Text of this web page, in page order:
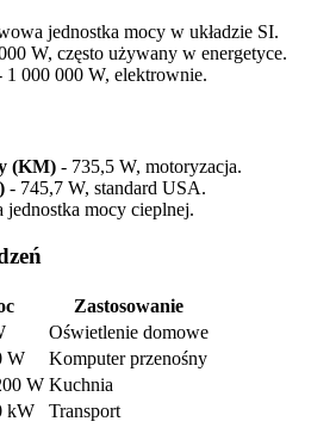
jednostka mocy w układzie SI.
W, często używany w energetyce.
1 000 000 W, elektrownie.
(KM) - 735,5 W, motoryzacja.
- 745,7 W, standard USA.
jednostka mocy cieplnej.
Zastosowanie
Oświetlenie domowe
W
Komputer przenośny
W Kuchnia
kW
Transport